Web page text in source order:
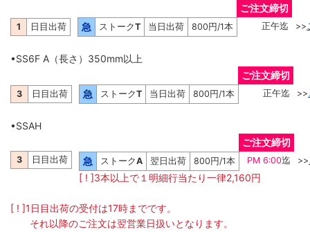
1 日目出荷
ご注文締切
急
ストークT 当日出荷 800円/1本 正午迄 >>
•SS6F A（長さ）350mm以上
3 日目出荷
ご注文締切
急
ストークT 当日出荷 800円/1本 正午迄 >>
•SSAH
3 日目出荷
ご注文締切
急
ストークA 翌日出荷 800円/1本 PM 6:00迄 >>
[ ! ]3本以上で１明細行当たり一律2,160円
[ ! ]1日目出荷の受付は17時までです。
それ以降のご注文は翌営業日扱いとなります。